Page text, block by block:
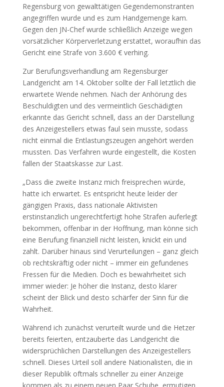
Regensburg von gewalttätigen Gegendemonstranten
angegriffen wurde und es zum Handgemenge kam.
Gegen den JN-Chef wurde schließlich Anzeige wegen
vorsätzlicher Körperverletzung erstattet, woraufhin das
Gericht eine Strafe von 3.600 € verhing.
Zur Berufungsverhandlung am Regensburger
Landgericht am 14. Oktober sollte der Fall letztlich die
erwartete Wende nehmen. Nach der Anhörung des
Beschuldigten und des vermeintlich Geschädigten
erkannte das Gericht schnell, dass an der Darstellung
des Anzeigestellers etwas faul sein musste, sodass
nicht einmal die Entlastungszeugen angehört werden
mussten. Das Verfahren wurde eingestellt, die Kosten
fallen der Staatskasse zur Last.
„Dass die zweite Instanz mich freisprechen würde,
hatte ich erwartet. Es entspricht heute leider der
gängigen Praxis, dass nationale Aktivisten
erstinstanzlich ungerechtfertigt hohe Strafen auferlegt
bekommen, offenbar in der Hoffnung, man könne sich
eine Berufung finanziell nicht leisten, knickt ein und
zahlt. Darüber hinaus sind Verurteilungen – ganz gleich
ob rechtskräftig oder nicht – immer ein gefundenes
Fressen für die Medien. Doch es bewahrheitet sich
immer wieder: Je höher die Instanz, desto klarer
scheint der Blick und desto schärfer der Sinn für die
Wahrheit.
Während ich zunächst verurteilt wurde und die Hetzer
bereits feierten, entzauberte das Landgericht die
widersprüchlichen Darstellungen des Anzeigestellers
schnell. Dieses Urteil soll andere Nationalisten, die in
dieser Republik oftmals schneller zu einer Anzeige